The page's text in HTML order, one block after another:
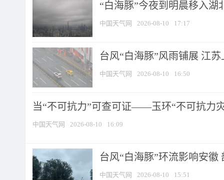
“白海豚”今夜到明晨移入湖
中国天气网 2026-08-10 17:17
台风“白海豚”风雨铺展 江
中国天气网 2026-08-10 16:50
当“不可抗力”可查可证——玉环“不可抗力
中国天气网 2026-08-10 16:09
台风“白海豚”环流影响安
中国天气网 2026-08-10 15:51